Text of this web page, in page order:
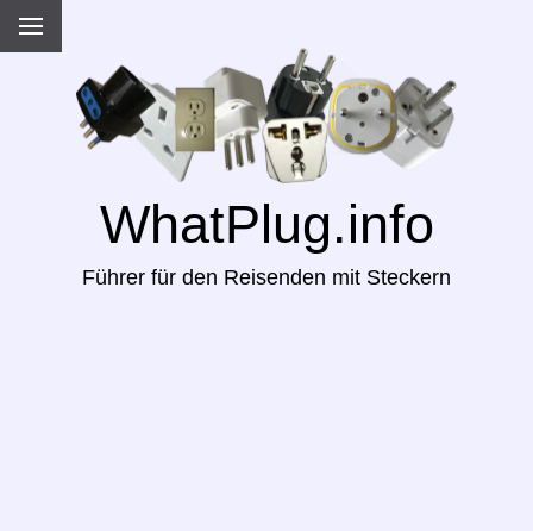
WhatPlug.info
Führer für den Reisenden mit Steckern